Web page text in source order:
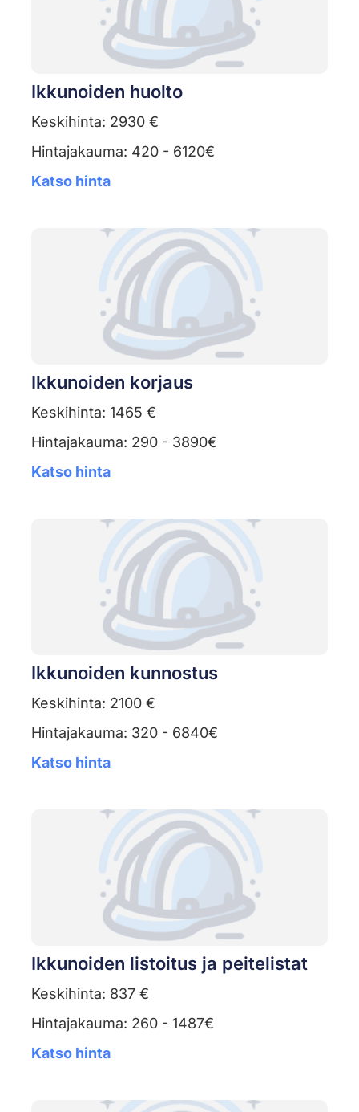
Ikkunoiden huolto
Keskihinta: 2930 €
Hintajakauma: 420 - 6120€
Katso hinta
Ikkunoiden korjaus
Keskihinta: 1465 €
Hintajakauma: 290 - 3890€
Katso hinta
Ikkunoiden kunnostus
Keskihinta: 2100 €
Hintajakauma: 320 - 6840€
Katso hinta
Ikkunoiden listoitus ja peitelistat
Keskihinta: 837 €
Hintajakauma: 260 - 1487€
Katso hinta